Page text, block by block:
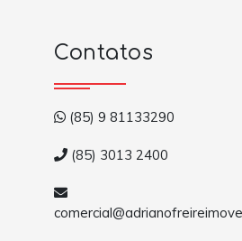
Contatos
(85) 9 81133290
(85) 3013 2400